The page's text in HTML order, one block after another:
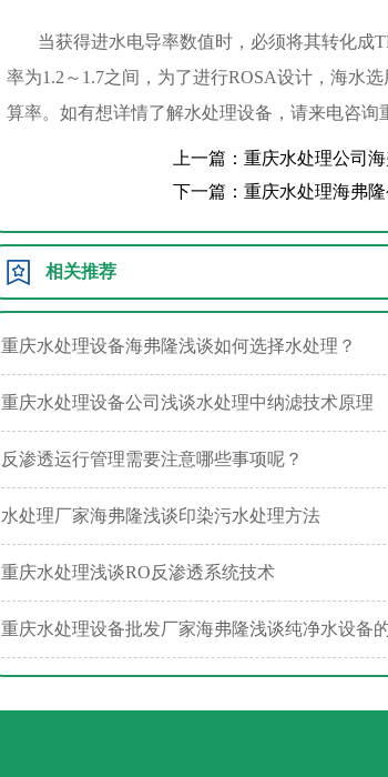
当获得进水电导率数值时，必须将其转化成
率为1.2～1.7之间，为了进行ROSA设计，海水
算率。如有想详情了解水处理设备，请来电咨询
上一篇：重庆水处理公司
下一篇：重庆水处理海弗
相关推荐
重庆水处理设备海弗隆浅谈如何选择水处理？
重庆水处理设备公司浅谈水处理中纳滤技术原理
反渗透运行管理需要注意哪些事项呢？
水处理厂家海弗隆浅谈印染污水处理方法
重庆水处理浅谈RO反渗透系统技术
重庆水处理设备批发厂家海弗隆浅谈纯净水设备